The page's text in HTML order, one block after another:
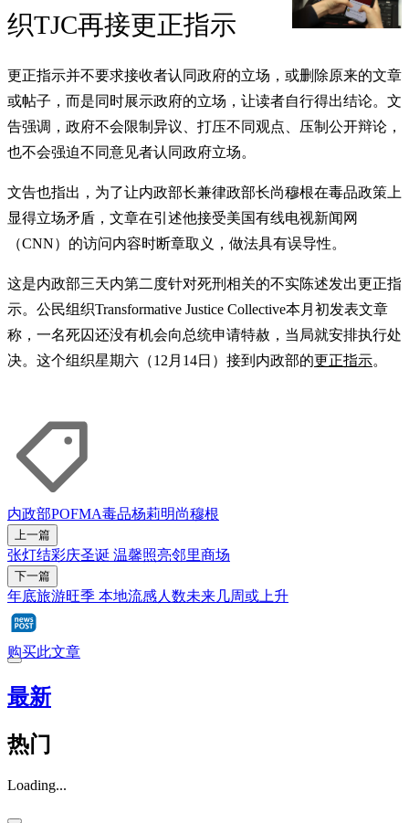
织TJC再接更正指示
更正指示并不要求接收者认同政府的立场，或删除原来的文章
或帖子，而是同时展示政府的立场，让读者自行得出结论。文
告强调，政府不会限制异议、打压不同观点、压制公开辩论，
也不会强迫不同意见者认同政府立场。
文告也指出，为了让内政部长兼律政部长尚穆根在毒品政策上
显得立场矛盾，文章在引述他接受美国有线电视新闻网
（CNN）的访问内容时断章取义，做法具有误导性。
这是内政部三天内第二度针对死刑相关的不实陈述发出更正指
示。公民组织Transformative Justice Collective本月初发表文章
称，一名死囚还没有机会向总统申请特赦，当局就安排执行处
决。这个组织星期六（12月14日）接到内政部的更正指示。
内政部POFMA毒品杨莉明尚穆根
上一篇
张灯结彩庆圣诞 温馨照亮邻里商场
下一篇
年底旅游旺季 本地流感人数未来几周或上升
购买此文章
最新
热门
Loading...